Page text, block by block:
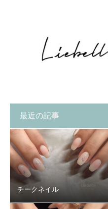
最近の記事
チークネイル